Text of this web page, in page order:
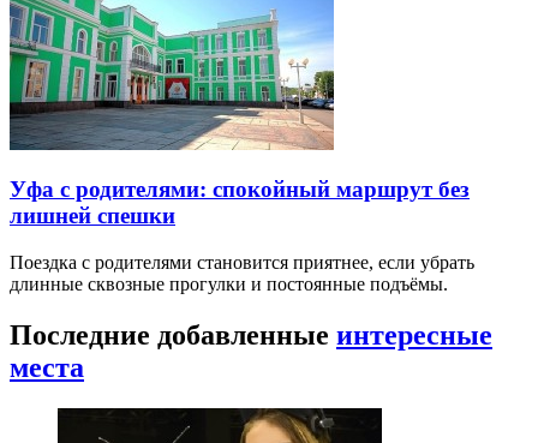
Уфа с родителями: спокойный маршрут без
лишней спешки
Поездка с родителями становится приятнее, если убрать
длинные сквозные прогулки и постоянные подъёмы.
Последние добавленные интересные
места